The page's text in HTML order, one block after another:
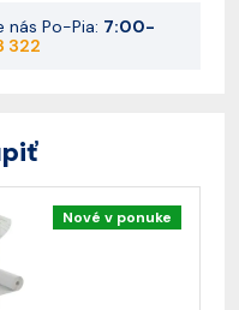
nás Po-Pia: 7:00-
322
Nové v ponuke